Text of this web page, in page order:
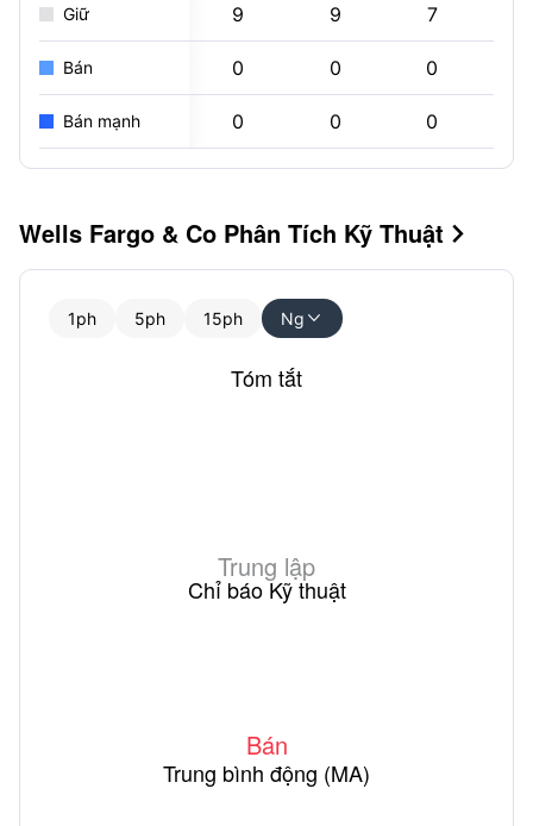
Giữ 9 9 7
Bán 0 0 0
Bán mạnh 0 0 0
Wells Fargo & Co Phân Tích Kỹ Thuật 
1ph 5ph 15ph Ng 
Chỉ báo Kỹ thuật
Bán
Tóm tắt
Trung lập
Trung bình động (MA)